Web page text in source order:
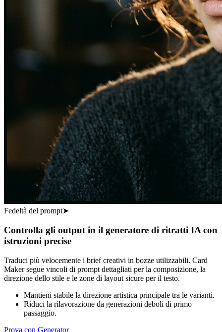
Fedeltà del prompt➤
Controlla gli output in il generatore di ritratti IA con
istruzioni precise
Traduci più velocemente i brief creativi in bozze utilizzabili. Card
Maker segue vincoli di prompt dettagliati per la composizione, la
direzione dello stile e le zone di layout sicure per il testo.
Mantieni stabile la direzione artistica principale tra le varianti.
Riduci la rilavorazione da generazioni deboli di primo
passaggio.
Prova con Generator